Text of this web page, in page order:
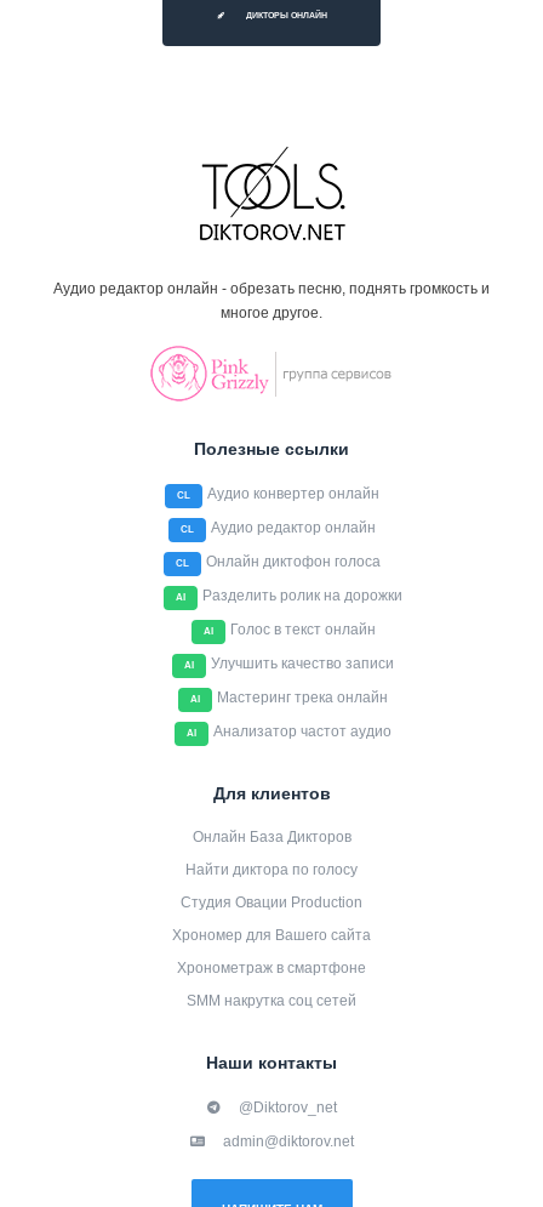
ДИКТОРЫ ОНЛАЙН
Аудио редактор онлайн - обрезать песню, поднять громкость и
многое другое.
Полезные ссылки
CL Аудио конвертер онлайн
CL Аудио редактор онлайн
CL Онлайн диктофон голоса
AI Разделить ролик на дорожки
AI Голос в текст онлайн
AI Улучшить качество записи
AI Мастеринг трека онлайн
AI Анализатор частот аудио
Для клиентов
Онлайн База Дикторов
Найти диктора по голосу
Студия Овации Production
Хрономер для Вашего сайта
Хронометраж в смартфоне
SMM накрутка соц сетей
Наши контакты
@Diktorov_net
admin@diktorov.net